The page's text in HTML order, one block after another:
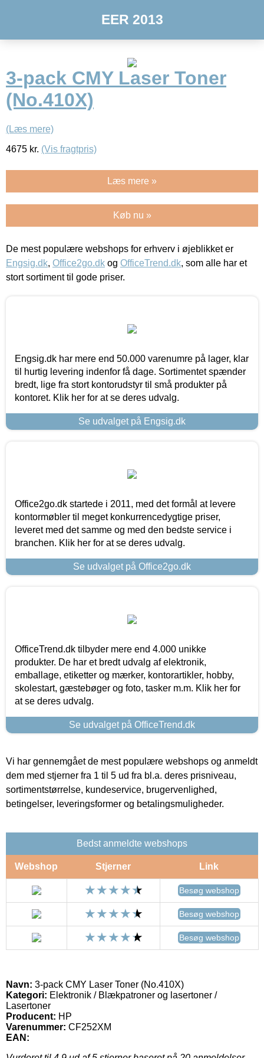
EER 2013
3-pack CMY Laser Toner
(No.410X)
(Læs mere)
4675 kr. (Vis fragtpris)
Læs mere »
Køb nu »
De mest populære webshops for erhverv i øjeblikket er
Engsig.dk, Office2go.dk og OfficeTrend.dk, som alle har et
stort sortiment til gode priser.
Engsig.dk har mere end 50.000 varenumre på lager, klar
til hurtig levering indenfor få dage. Sortimentet spænder
bredt, lige fra stort kontorudstyr til små produkter på
kontoret. Klik her for at se deres udvalg.
Se udvalget på Engsig.dk
Office2go.dk startede i 2011, med det formål at levere
kontormøbler til meget konkurrencedygtige priser,
leveret med det samme og med den bedste service i
branchen. Klik her for at se deres udvalg.
Se udvalget på Office2go.dk
OfficeTrend.dk tilbyder mere end 4.000 unikke
produkter. De har et bredt udvalg af elektronik,
emballage, etiketter og mærker, kontorartikler, hobby,
skolestart, gæstebøger og foto, tasker m.m. Klik her for
at se deres udvalg.
Se udvalget på OfficeTrend.dk
Vi har gennemgået de mest populære webshops og anmeldt
dem med stjerner fra 1 til 5 ud fra bl.a. deres prisniveau,
sortimentstørrelse, kundeservice, brugervenlighed,
betingelser, leveringsformer og betalingsmuligheder.
Bedst anmeldte webshops
Webshop Stjerner Link
Besøg webshop
Besøg webshop
Besøg webshop
Navn: 3-pack CMY Laser Toner (No.410X)
Kategori: Elektronik / Blækpatroner og lasertoner /
Lasertoner
Producent: HP
Varenummer: CF252XM
EAN: